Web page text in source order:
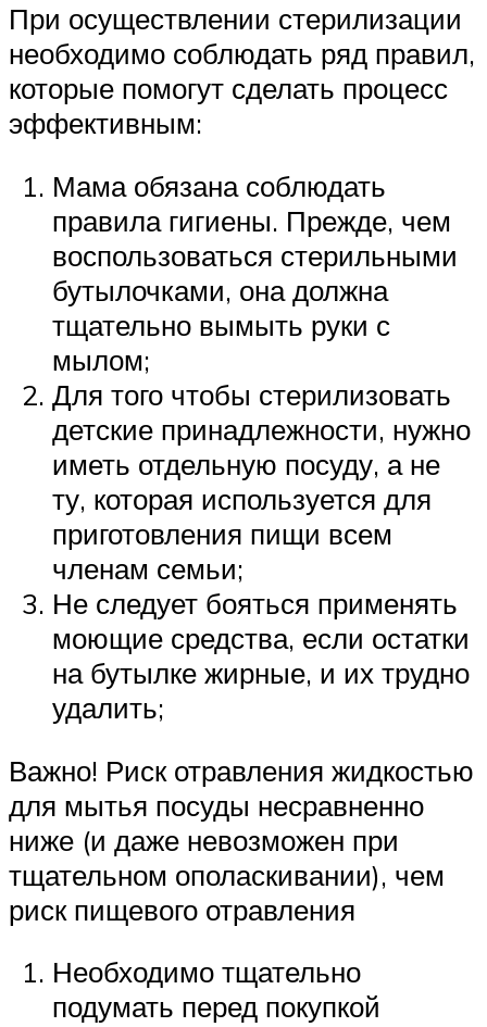
При осуществлении стерилизации
необходимо соблюдать ряд правил,
которые помогут сделать процесс
эффективным:
Мама обязана соблюдать
правила гигиены. Прежде, чем
воспользоваться стерильными
бутылочками, она должна
тщательно вымыть руки с
мылом;
Для того чтобы стерилизовать
детские принадлежности, нужно
иметь отдельную посуду, а не
ту, которая используется для
приготовления пищи всем
членам семьи;
Не следует бояться применять
моющие средства, если остатки
на бутылке жирные, и их трудно
удалить;
Важно! Риск отравления жидкостью
для мытья посуды несравненно
ниже (и даже невозможен при
тщательном ополаскивании), чем
риск пищевого отравления
Необходимо тщательно
подумать перед покупкой